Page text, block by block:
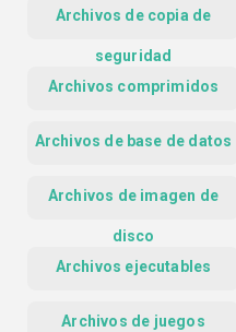
Archivos de copia de
seguridad
Archivos comprimidos
Archivos de base de datos
Archivos de imagen de
disco
Archivos ejecutables
Archivos de juegos